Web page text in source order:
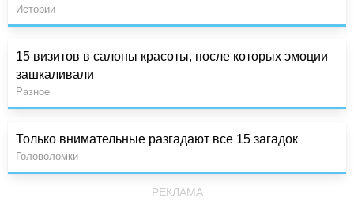
Истории
15 визитов в салоны красоты, после которых эмоции
зашкаливали
Разное
Только внимательные разгадают все 15 загадок
Головоломки
РЕКЛАМА